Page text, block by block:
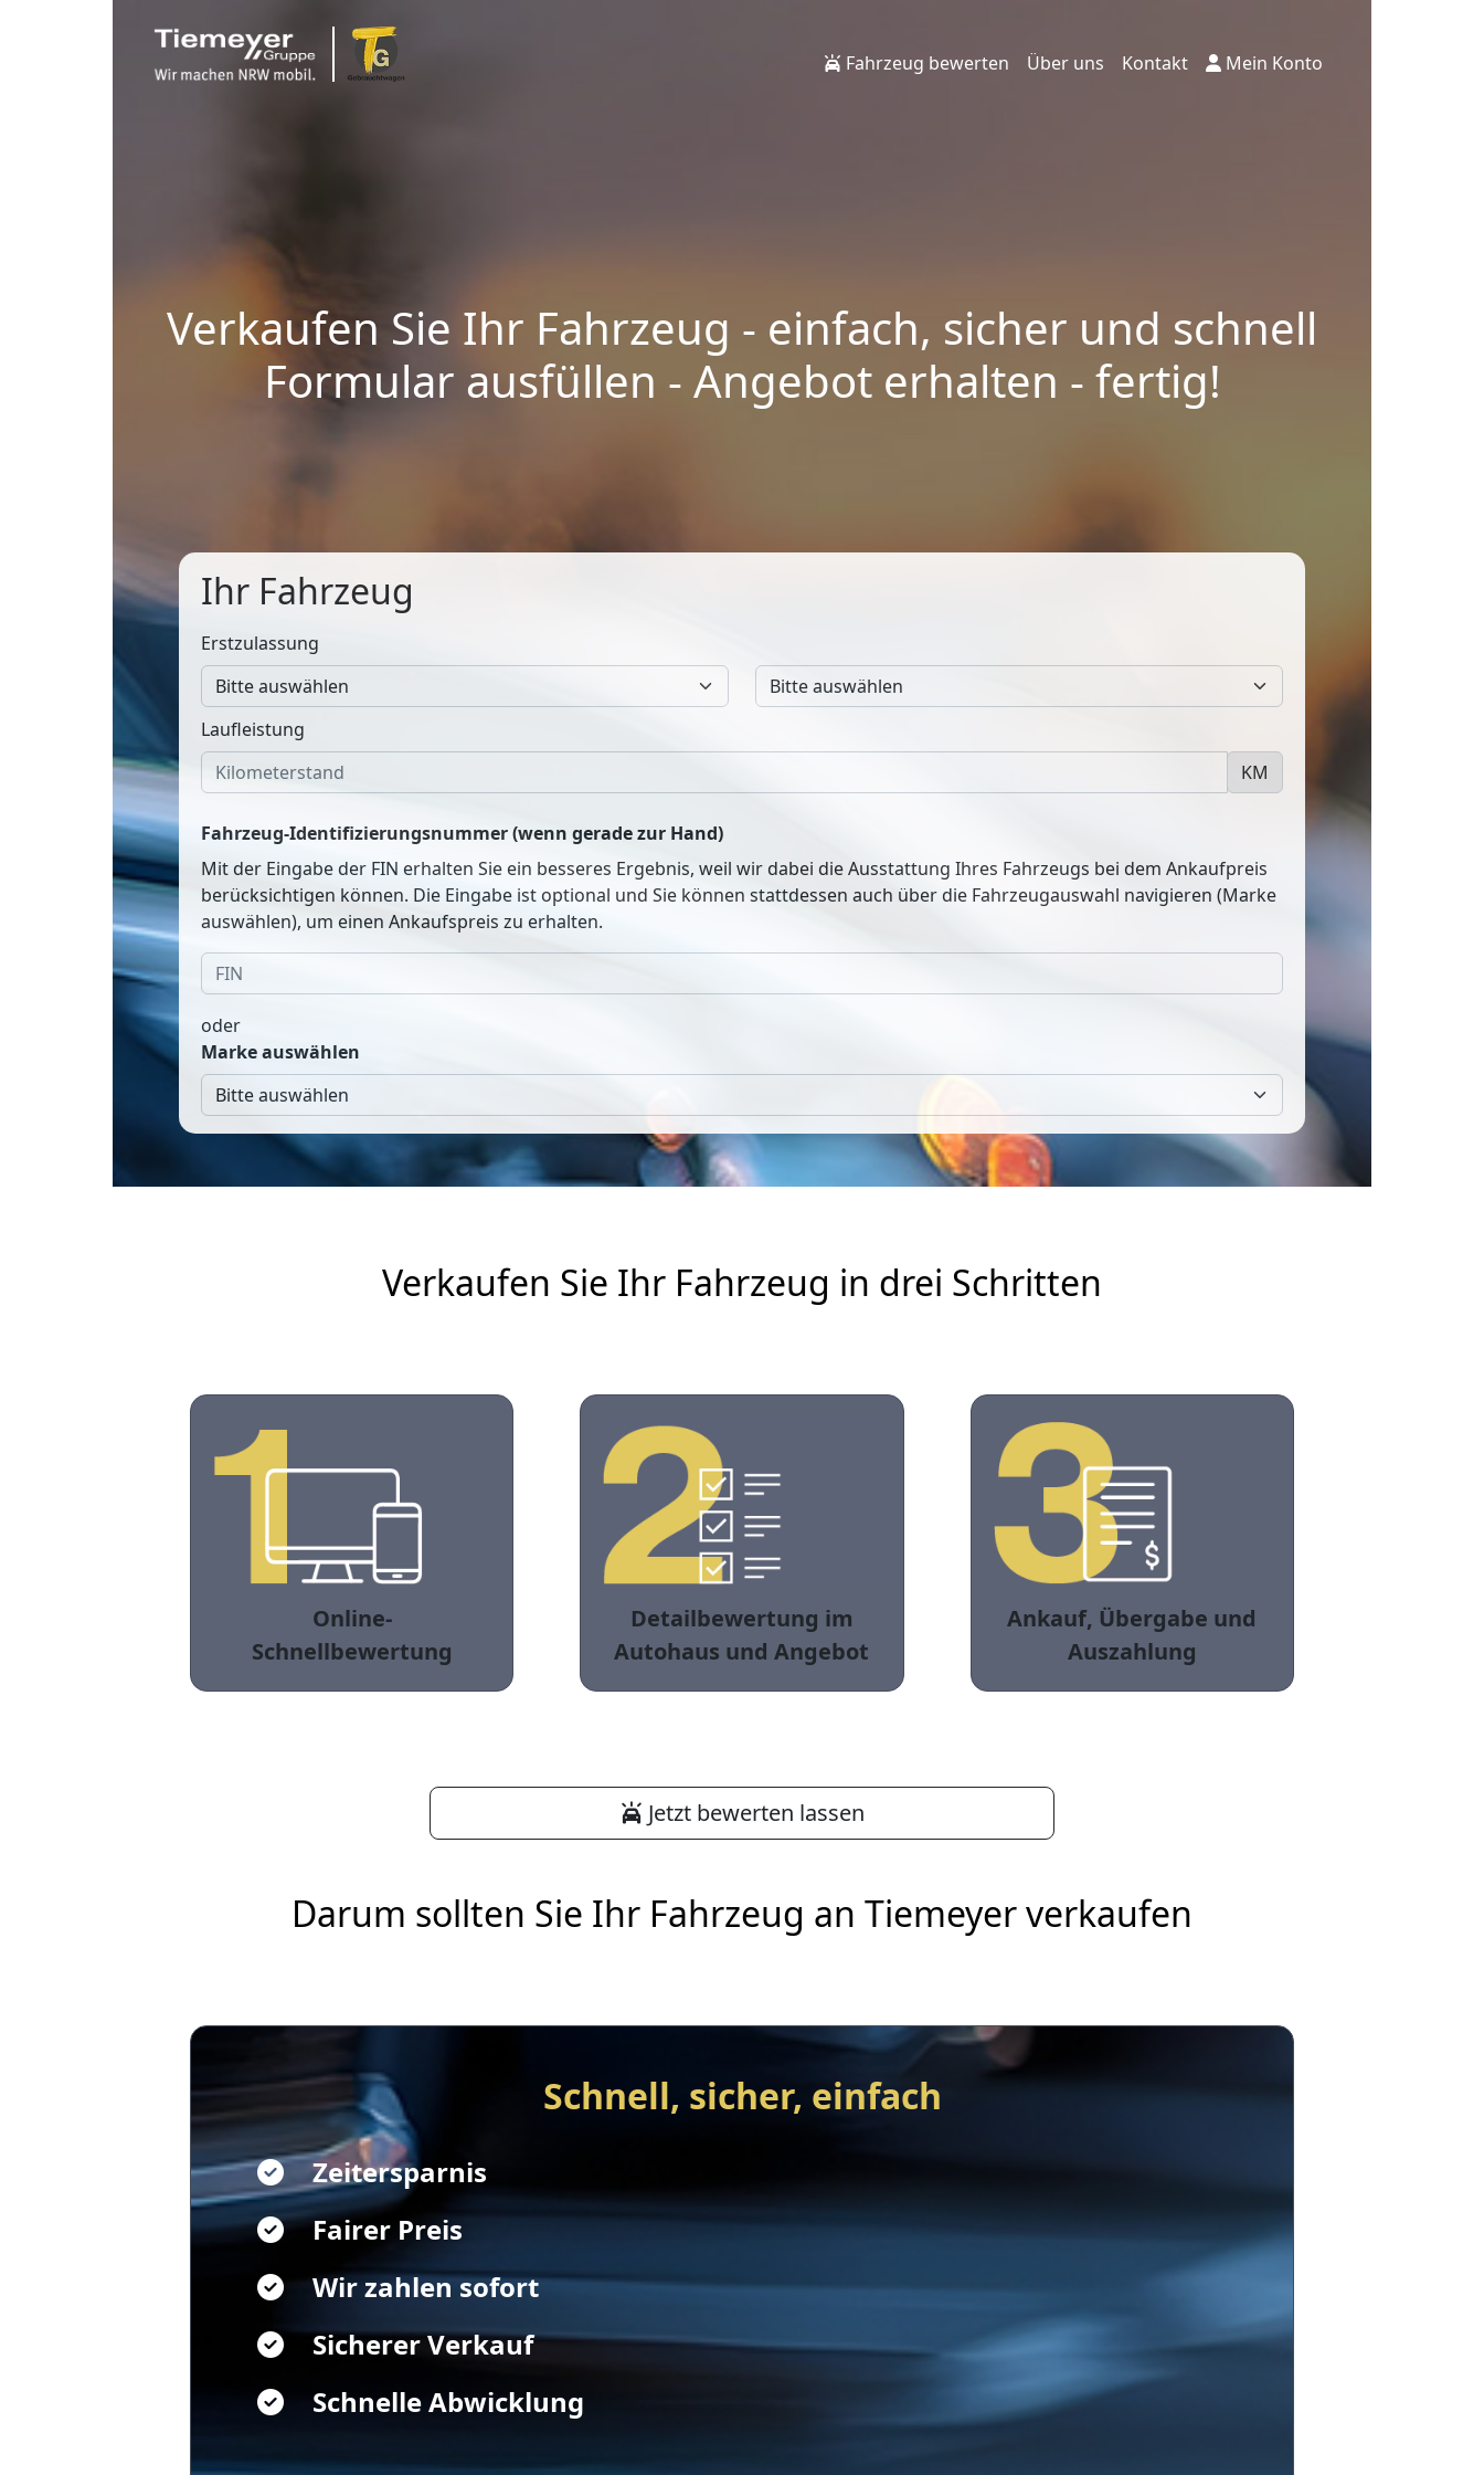
Fahrzeug bewerten Über uns Kontakt Mein Konto
Verkaufen Sie Ihr Fahrzeug - einfach, sicher und schnell
Formular ausfüllen - Angebot erhalten - fertig!
Ihr Fahrzeug
Erstzulassung
Laufleistung
KM
Fahrzeug-Identifizierungsnummer (wenn gerade zur Hand)
Mit der Eingabe der FIN erhalten Sie ein besseres Ergebnis, weil wir dabei die Ausstattung Ihres Fahrzeugs bei dem Ankaufpreis
berücksichtigen können. Die Eingabe ist optional und Sie können stattdessen auch über die Fahrzeugauswahl navigieren (Marke
auswählen), um einen Ankaufspreis zu erhalten.
oder
Marke auswählen
Verkaufen Sie Ihr Fahrzeug in drei Schritten
Online-
Schnellbewertung
Detailbewertung im
Autohaus und Angebot
Ankauf, Übergabe und
Auszahlung
Jetzt bewerten lassen
Darum sollten Sie Ihr Fahrzeug an Tiemeyer verkaufen
Schnell, sicher, einfach
Zeitersparnis
Fairer Preis
Wir zahlen sofort
Sicherer Verkauf
Schnelle Abwicklung